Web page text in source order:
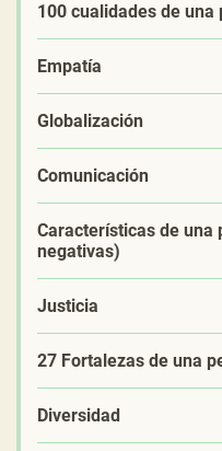
100 cualidades de una
Empatía
Globalización
Comunicación
Características de una
negativas)
Justicia
27 Fortalezas de una
Diversidad